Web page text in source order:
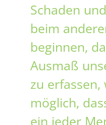
Schaden
beim
beginnen,
Ausmaß
zu erfassen,
möglich,
ein jeder